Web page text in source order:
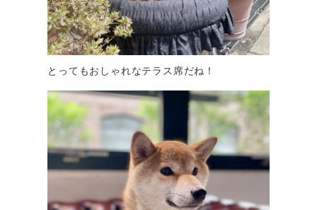
とってもおしゃれなテラス席だね！